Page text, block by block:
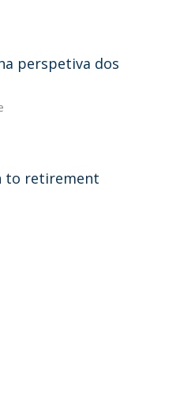
perspetiva dos
to retirement